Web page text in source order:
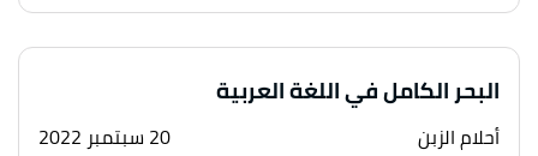
البحر الكامل في اللغة العربية
أحلام الزبن 20 سبتمبر 2022